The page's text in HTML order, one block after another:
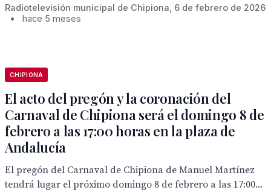
Radiotelevisión municipal de Chipiona, 6 de febrero de 2026
•
hace 5 meses
CHIPIONA
El acto del pregón y la coronación del
Carnaval de Chipiona será el domingo 8 de
febrero a las 17:00 horas en la plaza de
Andalucía
El pregón del Carnaval de Chipiona de Manuel Martínez
tendrá lugar el próximo domingo 8 de febrero a las 17:00...